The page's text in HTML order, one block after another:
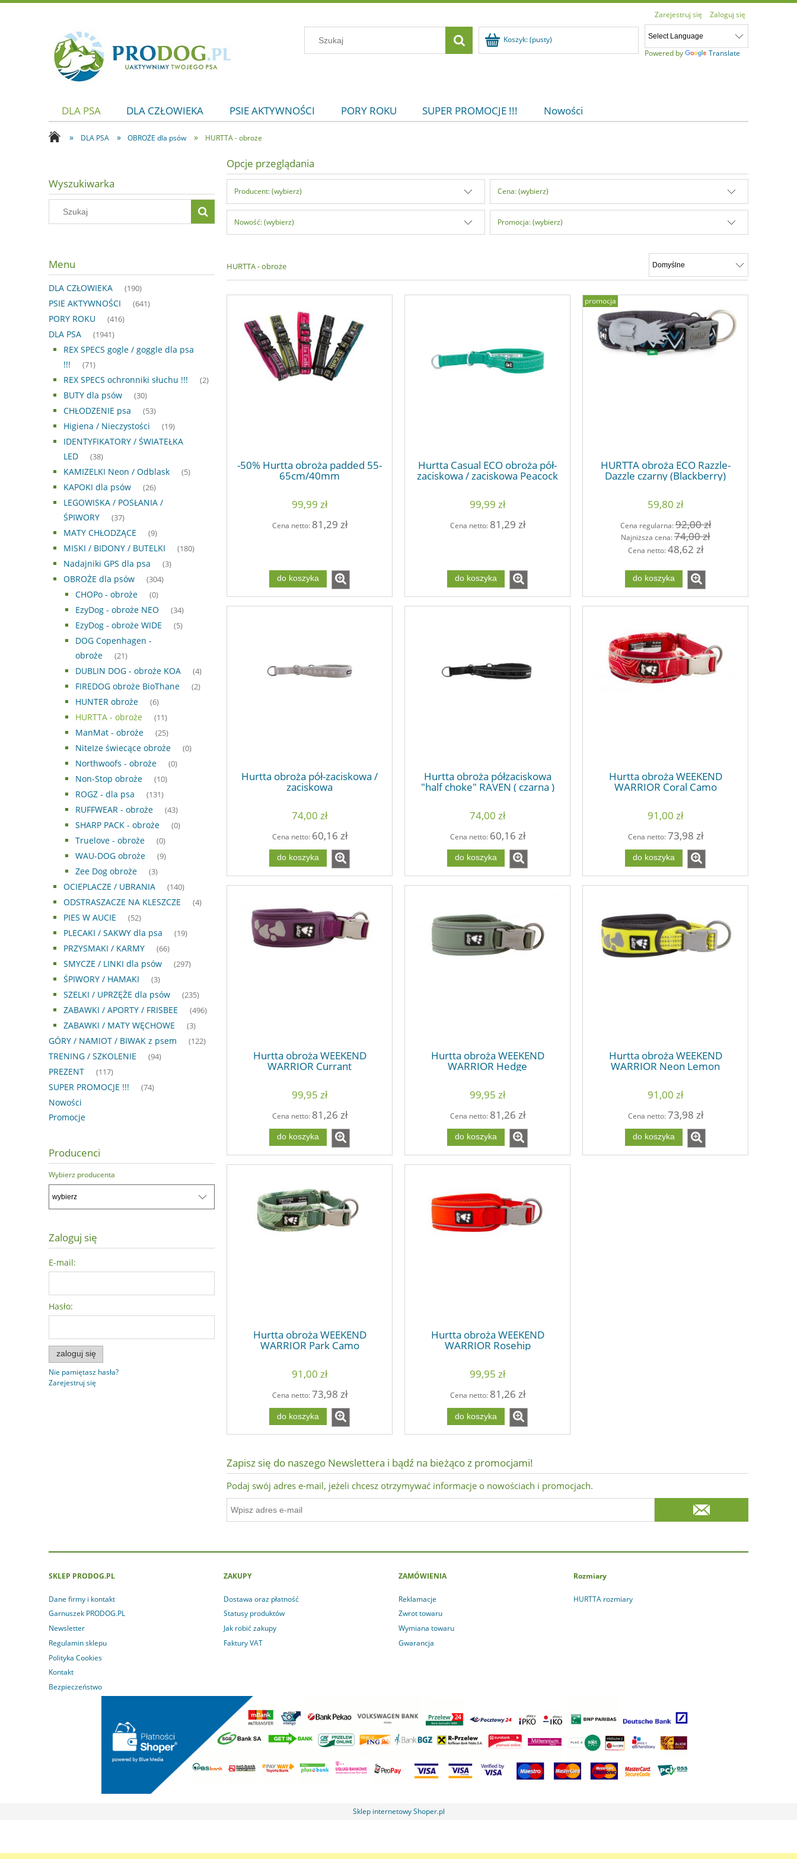
Zarejestruj się Zaloguj się
Powered by Translate
Koszyk: (pusty)
DLA PSA DLA CZŁOWIEKA PSIE AKTYWNOŚCI PORY ROKU SUPER PROMOCJE !!! Nowości
» DLA PSA » OBROŻE dla psów » HURTTA - obroże
Wyszukiwarka
Menu
DLA CZŁOWIEKA (190)
PSIE AKTYWNOŚCI (641)
PORY ROKU (416)
DLA PSA (1941)
REX SPECS gogle / goggle dla psa
!!!
(71)
REX SPECS ochronniki słuchu !!! (2)
BUTY dla psów (30)
CHŁODZENIE psa (53)
Higiena / Nieczystości (19)
IDENTYFIKATORY / ŚWIATEŁKA
LED
(38)
KAMIZELKI Neon / Odblask (5)
KAPOKI dla psów (26)
LEGOWISKA / POSŁANIA /
ŚPIWORY
(37)
MATY CHŁODZĄCE (9)
MISKI / BIDONY / BUTELKI (180)
Nadajniki GPS dla psa (3)
OBROŻE dla psów (304)
CHOPo - obroże (0)
EzyDog - obroże NEO (34)
EzyDog - obroże WIDE (5)
DOG Copenhagen -
obroże
(21)
DUBLIN DOG - obroże KOA (4)
FIREDOG obroże BioThane (2)
HUNTER obroże (6)
HURTTA - obroże (11)
ManMat - obroże (25)
NiteIze świecące obroże (0)
Northwoofs - obroże (0)
Non-Stop obroże (10)
ROGZ - dla psa (131)
RUFFWEAR - obroże (43)
SHARP PACK - obroże (0)
Truelove - obroże (0)
WAU-DOG obroże (9)
Zee Dog obroże (3)
OCIEPLACZE / UBRANIA (140)
ODSTRASZACZE NA KLESZCZE (4)
PIES W AUCIE (52)
PLECAKI / SAKWY dla psa (19)
PRZYSMAKI / KARMY (66)
SMYCZE / LINKI dla psów (297)
ŚPIWORY / HAMAKI (3)
SZELKI / UPRZĘŻE dla psów (235)
ZABAWKI / APORTY / FRISBEE (496)
ZABAWKI / MATY WĘCHOWE (3)
GÓRY / NAMIOT / BIWAK z psem (122)
TRENING / SZKOLENIE (94)
PREZENT (117)
SUPER PROMOCJE !!! (74)
Nowości
Promocje
Producenci
Wybierz producenta
Zaloguj się
E-mail:
Hasło:
zaloguj się
Nie pamiętasz hasła?
Zarejestruj się
Opcje przeglądania
Producent: (wybierz) Cena: (wybierz)
Nowość: (wybierz) Promocja: (wybierz)
HURTTA - obroże
-50% Hurtta obroża padded 55-
65cm/40mm
99,99 zł
Cena netto: 81,29 zł
do koszyka
Hurtta Casual ECO obroża pół-
zaciskowa / zaciskowa Peacock
99,99 zł
Cena netto: 81,29 zł
do koszyka
HURTTA obroża ECO Razzle-
Dazzle czarny (Blackberry)
59,80 zł
Cena regularna:92,00 zł
Najniższa cena:74,00 zł
Cena netto:48,62 zł
do koszyka
promocja
Hurtta obroża pół-zaciskowa /
zaciskowa
74,00 zł
Cena netto: 60,16 zł
do koszyka
Hurtta obroża półzaciskowa
"half choke" RAVEN ( czarna )
74,00 zł
Cena netto: 60,16 zł
do koszyka
Hurtta obroża WEEKEND
WARRIOR Coral Camo
91,00 zł
Cena netto:73,98 zł
do koszyka
Hurtta obroża WEEKEND
WARRIOR Currant
99,95 zł
Cena netto: 81,26 zł
do koszyka
Hurtta obroża WEEKEND
WARRIOR Hedge
99,95 zł
Cena netto: 81,26 zł
do koszyka
Hurtta obroża WEEKEND
WARRIOR Neon Lemon
91,00 zł
Cena netto:73,98 zł
do koszyka
Hurtta obroża WEEKEND
WARRIOR Park Camo
91,00 zł
Cena netto:73,98 zł
do koszyka
Hurtta obroża WEEKEND
WARRIOR Rosehip
99,95 zł
Cena netto: 81,26 zł
do koszyka
Zapisz się do naszego Newslettera i bądź na bieżąco z promocjami!
Podaj swój adres e-mail, jeżeli chcesz otrzymywać informacje o nowościach i promocjach.
SKLEP PRODOG.PL
Dane firmy i kontakt
Garnuszek PRODOG.PL
Newsletter
Regulamin sklepu
Polityka Cookies
Kontakt
Bezpieczeństwo
ZAKUPY
Dostawa oraz płatność
Statusy produktów
Jak robić zakupy
Faktury VAT
ZAMÓWIENIA
Reklamacje
Zwrot towaru
Wymiana towaru
Gwarancja
Rozmiary
HURTTA rozmiary
Sklep internetowy Shoper.pl